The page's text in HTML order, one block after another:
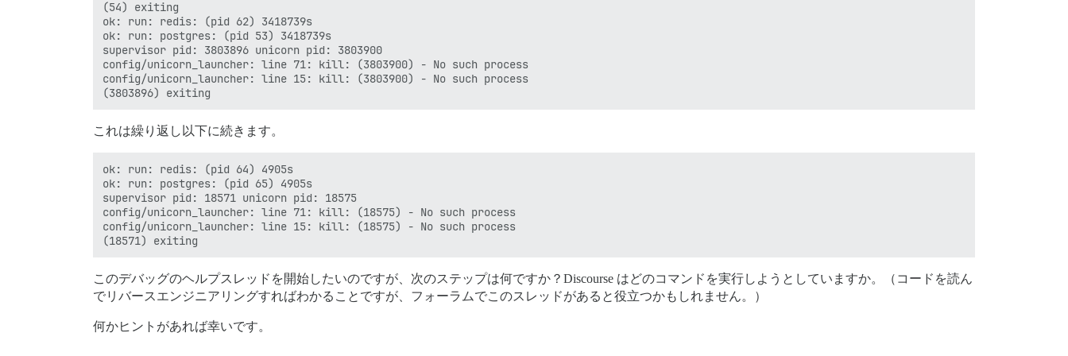
(54) exiting
ok: run: redis: (pid 62) 3418739s
ok: run: postgres: (pid 53) 3418739s
supervisor pid: 3803896 unicorn pid: 3803900
config/unicorn_launcher: line 71: kill: (3803900) - No such process
config/unicorn_launcher: line 15: kill: (3803900) - No such process
これは繰り返し以下に続きます。
ok: run: redis: (pid 64) 4905s
ok: run: postgres: (pid 65) 4905s
supervisor pid: 18571 unicorn pid: 18575
config/unicorn_launcher: line 71: kill: (18575) - No such process
config/unicorn_launcher: line 15: kill: (18575) - No such process
このデバッグのヘルプスレッドを開始したいのですが、次のステップは何ですか？Discourse はどのコマンドを実行しようとしていますか。（コードを読ん
でリバースエンジニアリングすればわかることですが、フォーラムでこのスレッドがあると役立つかもしれません。）
何かヒントがあれば幸いです。